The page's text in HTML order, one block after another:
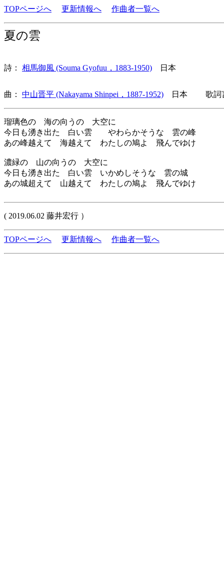
TOPページへ 更新情報へ 作曲者一覧へ
夏の雲
詩： 相馬御風 (Souma Gyofuu，1883-1950) 日本
曲： 中山晋平 (Nakayama Shinpei，1887-1952) 日本 歌詞言
瑠璃色の 海の向うの 大空に
今日も湧き出た 白い雲 やわらかそうな 雲の峰
あの峰越えて 海越えて わたしの鳩よ 飛んでゆけ
濃緑の 山の向うの 大空に
今日も湧き出た 白い雲 いかめしそうな 雲の城
あの城超えて 山越えて わたしの鳩よ 飛んでゆけ
( 2019.06.02 藤井宏行 ）
TOPページへ 更新情報へ 作曲者一覧へ